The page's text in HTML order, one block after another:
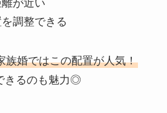
が近い
調整できる
族婚ではこの配置が人気！
きるのも魅力◎